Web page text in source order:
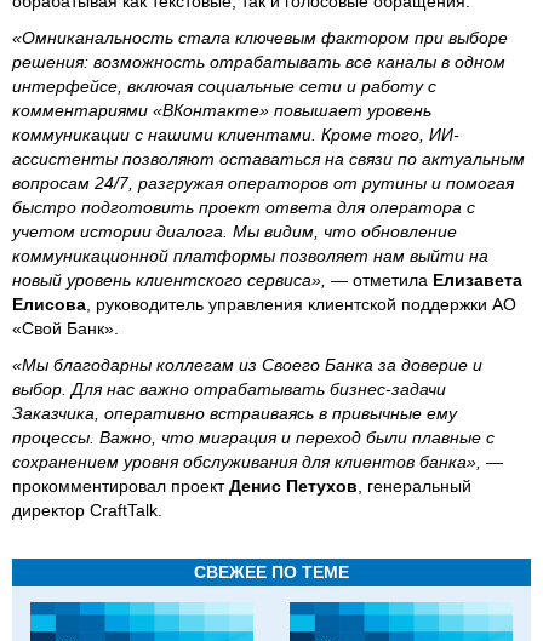
«Омниканальность стала ключевым фактором при выборе
решения: возможность отрабатывать все каналы в одном
интерфейсе, включая социальные сети и работу с
комментариями «ВКонтакте» повышает уровень
коммуникации с нашими клиентами. Кроме того, ИИ-
ассистенты позволяют оставаться на связи по актуальным
вопросам 24/7, разгружая операторов от рутины и помогая
быстро подготовить проект ответа для оператора с
учетом истории диалога. Мы видим, что обновление
коммуникационной платформы позволяет нам выйти на
новый уровень клиентского сервиса», — отметила Елизавета
Елисова , руководитель управления клиентской поддержки АО
«Свой Банк».
«Мы благодарны коллегам из Своего Банка за доверие и
выбор. Для нас важно отрабатывать бизнес-задачи
Заказчика, оперативно встраиваясь в привычные ему
процессы. Важно, что миграция и переход были плавные с
сохранением уровня обслуживания для клиентов банка», —
прокомментировал проектДенис Петухов , генеральный
директор CraftTalk.
СВЕЖЕЕ ПО ТЕМЕ